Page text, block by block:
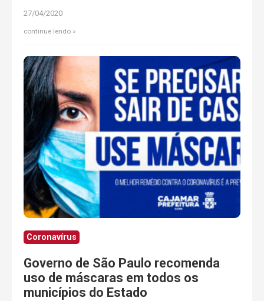
27/04/2020
continue lendo
Coronavírus
Governo de São Paulo recomenda
uso de máscaras em todos os
municípios do Estado